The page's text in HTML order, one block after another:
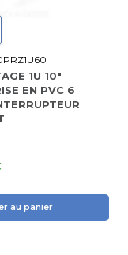
1U 10"
EN PVC 6
au panier